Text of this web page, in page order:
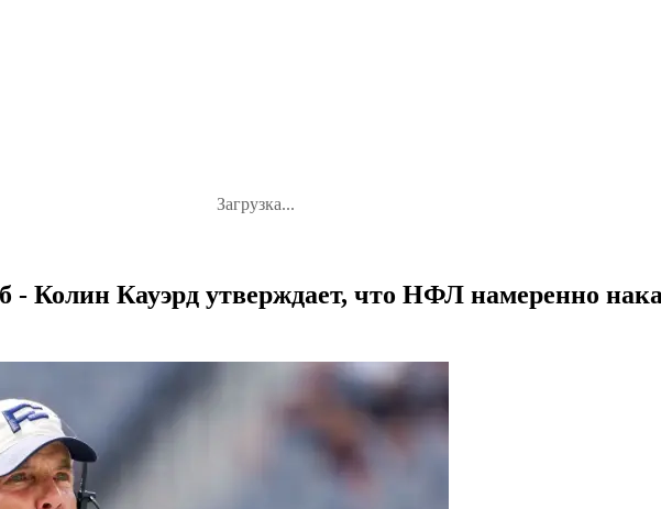
Загрузка...
- Колин Кауэрд утверждает, что НФЛ намеренно